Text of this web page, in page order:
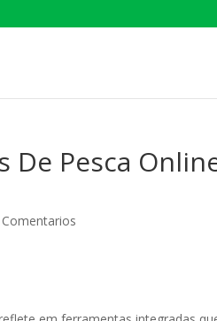
De Pesca